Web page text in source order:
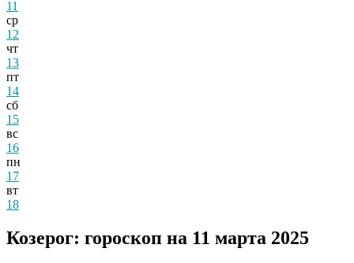
11
ср
12
чт
13
пт
14
сб
15
вс
16
пн
17
вт
18
Козерог: гороскоп на 11 марта 2025